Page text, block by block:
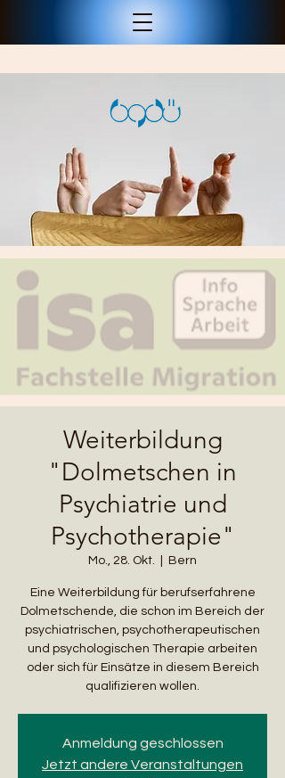
Weiterbildung
"Dolmetschen in
Psychiatrie und
Psychotherapie"
Mo., 28. Okt. Bern
Eine Weiterbildung für berufserfahrene
Dolmetschende, die schon im Bereich der
psychiatrischen, psychotherapeutischen
und psychologischen Therapie arbeiten
oder sich für Einsätze in diesem Bereich
qualifizieren wollen.
Anmeldung geschlossen
Jetzt andere Veranstaltungen